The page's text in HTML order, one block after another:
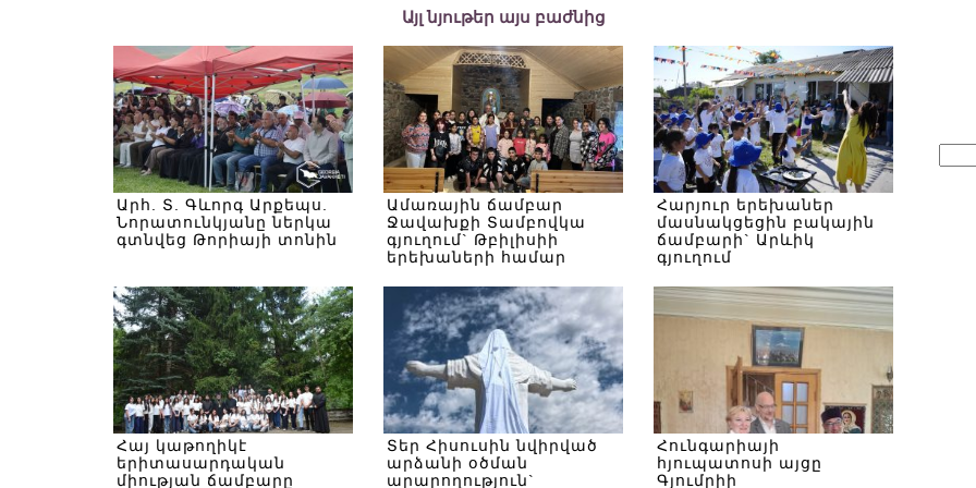
Այլ նյութեր այս բաժնից
Արհ. Տ. Գևորգ Արքեպս.
Նորատունկյանը ներկա
գտնվեց Թորիայի տոնին
Ամառային ճամբար
Ջավախքի Տամբովկա
գյուղում` Թբիլիսիի
երեխաների համար
Հարյուր երեխաներ
մասնակցեցին բակային
ճամբարի` Արևիկ
գյուղում
Հայ կաթողիկէ
երիտասարդական
միության ճամբարը
Տեր Հիսուսին նվիրված
արձանի օծման
արարողություն`
Հունգարիայի
հյուպատոսի այցը
Գյումրիի
for: